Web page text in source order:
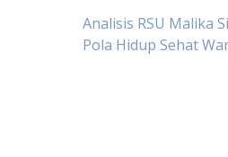
Navigasi
Analisis RSU Malika
Pola Hidup Sehat